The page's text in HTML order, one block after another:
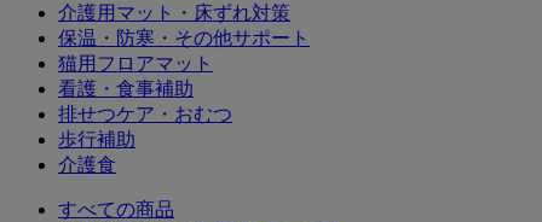
介護用マット・床ずれ対策
保温・防寒・その他サポート
猫用フロアマット
看護・食事補助
排せつケア・おむつ
歩行補助
介護食
すべての商品